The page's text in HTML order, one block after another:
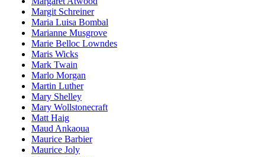
Margit Schreiner
Maria Luisa Bombal
Marianne Musgrove
Marie Belloc Lowndes
Maris Wicks
Mark Twain
Marlo Morgan
Martin Luther
Mary Shelley
Mary Wollstonecraft
Matt Haig
Maud Ankaoua
Maurice Barbier
Maurice Joly